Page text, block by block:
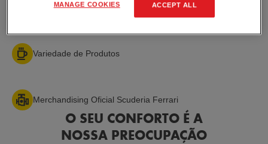
Promoções e ofertas especiais
Variedade de Produtos
Merchandising Oficial Scuderia Ferrari
O SEU CONFORTO É A
NOSSA PREOCUPAÇÃO
MANAGE COOKIES ACCEPT ALL